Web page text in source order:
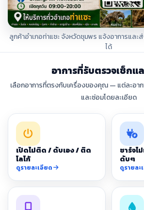
ลูกค้าอำเภอท่าแซะ จังหวัดชุมพร แจ้งอาการและ
ได้
อาการที่รับตรวจเช็กแ
เลือกอาการที่ตรงกับเครื่องของคุณ — แต่ละอา
และซ่อมโดยละเอียด
เปิดไม่ติด / ดับเอง / ติด
โลโก้
ดูรายละเอียด
ชาร์จไ
ดับๆ
ดูรายละ